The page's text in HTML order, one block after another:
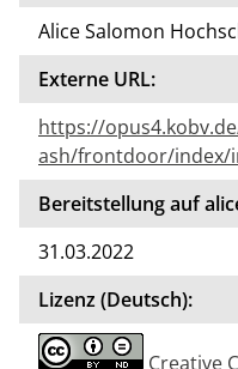
Alice Salomon
Externe URL:
https://
ash/frontdoor/index/
Bereitstellung auf
31.03.2022
Lizenz (Deutsch):
Creative